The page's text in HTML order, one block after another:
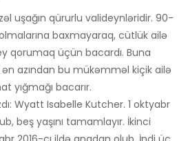
uşağın qürurlu valideynləridir. 90-
baxmayaraq, cütlük ailə
qorumaq üçün bacardı. Buna
azından bu mükəmməl kiçik ailə
yığmağı bacarır.
Wyatt Isabelle Kutcher. 1 oktyabr
beş yaşını tamamlayır. İkinci